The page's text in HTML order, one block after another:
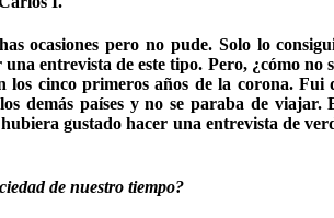
ocasiones pero no pude. Solo lo
entrevista de este tipo. Pero, ¿cómo
cinco primeros años de la corona.
demás países y no se paraba de
gustado hacer una entrevista de
de nuestro tiempo?